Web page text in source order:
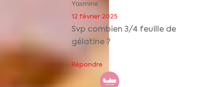
Yasmine
12 février 2025
Svp combien 3/4 feuille de
gélatine ?
Répondre